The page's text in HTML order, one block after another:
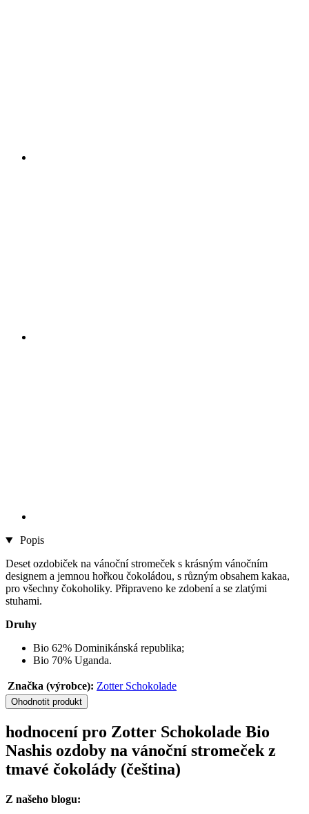
Popis
Deset ozdobiček na vánoční stromeček s krásným vánočním
designem a jemnou hořkou čokoládou, s různým obsahem kakaa,
pro všechny čokoholiky. Připraveno ke zdobení a se zlatými
stuhami.
Druhy
Bio 62% Dominikánská republika;
Bio 70% Uganda.
Značka (výrobce): Zotter Schokolade
Ohodnotit produkt
hodnocení pro Zotter Schokolade Bio
Nashis ozdoby na vánoční stromeček z
tmavé čokolády (čeština)
Z našeho blogu: